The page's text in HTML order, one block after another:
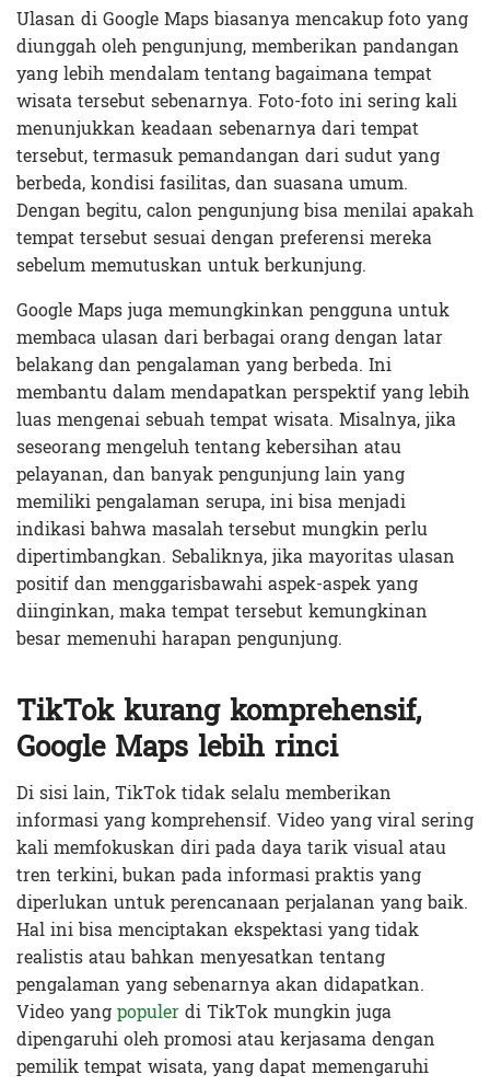
Ulasan di Google Maps biasanya mencakup foto yang
diunggah oleh pengunjung, memberikan pandangan
yang lebih mendalam tentang bagaimana tempat
wisata tersebut sebenarnya. Foto-foto ini sering kali
menunjukkan keadaan sebenarnya dari tempat
tersebut, termasuk pemandangan dari sudut yang
berbeda, kondisi fasilitas, dan suasana umum.
Dengan begitu, calon pengunjung bisa menilai apakah
tempat tersebut sesuai dengan preferensi mereka
sebelum memutuskan untuk berkunjung.
Google Maps juga memungkinkan pengguna untuk
membaca ulasan dari berbagai orang dengan latar
belakang dan pengalaman yang berbeda. Ini
membantu dalam mendapatkan perspektif yang lebih
luas mengenai sebuah tempat wisata. Misalnya, jika
seseorang mengeluh tentang kebersihan atau
pelayanan, dan banyak pengunjung lain yang
memiliki pengalaman serupa, ini bisa menjadi
indikasi bahwa masalah tersebut mungkin perlu
dipertimbangkan. Sebaliknya, jika mayoritas ulasan
positif dan menggarisbawahi aspek-aspek yang
diinginkan, maka tempat tersebut kemungkinan
besar memenuhi harapan pengunjung.
TikTok kurang komprehensif,
Google Maps lebih rinci
Di sisi lain, TikTok tidak selalu memberikan
informasi yang komprehensif. Video yang viral sering
kali memfokuskan diri pada daya tarik visual atau
tren terkini, bukan pada informasi praktis yang
diperlukan untuk perencanaan perjalanan yang baik.
Hal ini bisa menciptakan ekspektasi yang tidak
realistis atau bahkan menyesatkan tentang
pengalaman yang sebenarnya akan didapatkan.
Video yangpopulerdi TikTok mungkin juga
dipengaruhi oleh promosi atau kerjasama dengan
pemilik tempat wisata, yang dapat memengaruhi